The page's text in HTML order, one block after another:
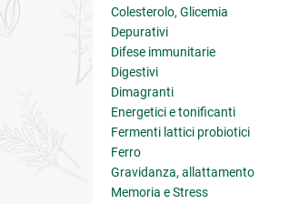
Colesterolo, Glicemia
Depurativi
Difese immunitarie
Digestivi
Dimagranti
Energetici e tonificanti
Fermenti lattici probiotici
Ferro
Gravidanza, allattamento
Memoria e Stress